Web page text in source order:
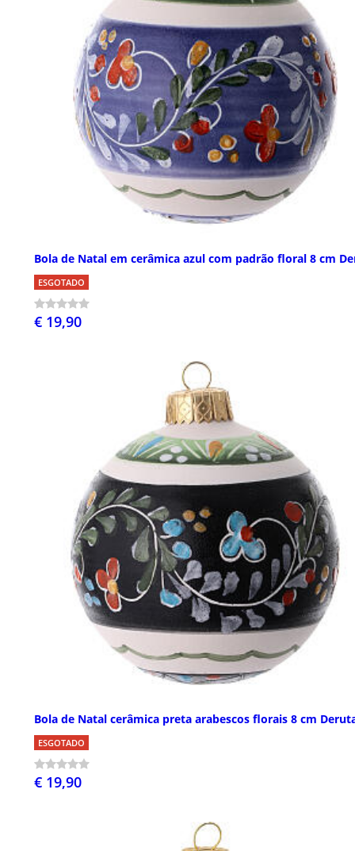
Bola de Natal em cerâmica azul com padrão floral 8 cm
ESGOTADO
€ 19,90
Bola de Natal cerâmica preta arabescos florais 8 cm
ESGOTADO
€ 19,90